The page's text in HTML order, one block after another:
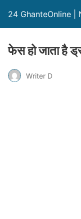
24 GhanteOnline |
फेस हो जाता है
Writer D